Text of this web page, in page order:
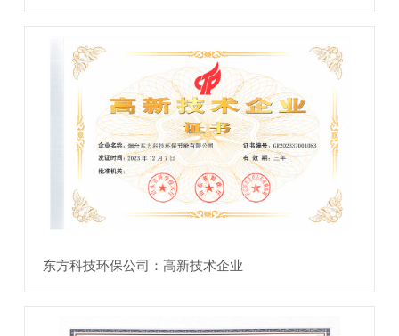
东方科技环保公司：高新技术企业